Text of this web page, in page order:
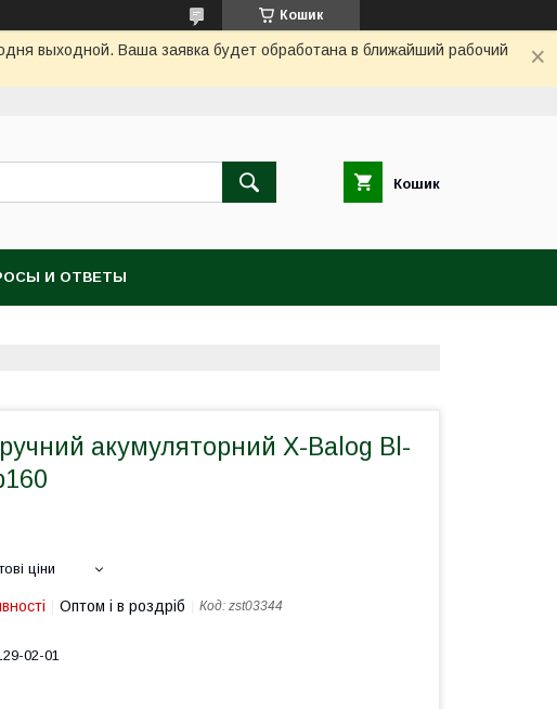
Кошик
выходной. Ваша заявка будет обработана в ближайший рабочий
Кошик
И ОТВЕТЫ
акумуляторний X-Balog Bl-
ціни
Оптом і в роздріб Код: zst03344
02-01